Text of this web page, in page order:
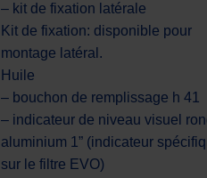
– kit de fixation latérale
Kit de fixation: disponible pour
montage latéral.
Huile
– bouchon de remplissage h 41
– indicateur de niveau visuel
aluminium 1” (indicateur
sur le filtre EVO)